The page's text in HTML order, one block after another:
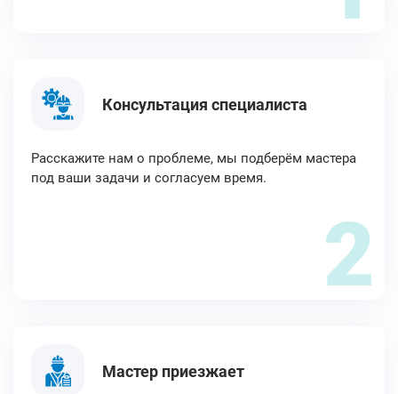
Консультация специалиста
Расскажите нам о проблеме, мы подберём мастера
под ваши задачи и согласуем время.
2
Мастер приезжает